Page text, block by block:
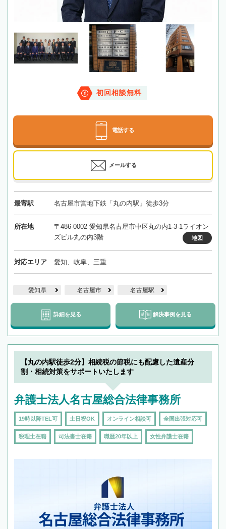
初回相談無料
電話する
メールする
最寄駅 名古屋市営地下鉄「丸の内駅」徒歩3分
所在地
〒486-0002 愛知県名古屋市中区丸の内1-3-1ライオン
ズビル丸の内3階
地図
対応エリア 愛知、岐阜、三重
愛知県 名古屋市 名古屋駅
詳細を見る 解決事例を見る
【丸の内駅徒歩2分】相続税の節税にも配慮した遺産分
割・相続対策をサポートいたします
弁護士法人名古屋総合法律事務所
19時以降TEL可 土日祝OK オンライン相談可 全国出張対応可
税理士在籍 司法書士在籍 職歴20年以上 女性弁護士在籍